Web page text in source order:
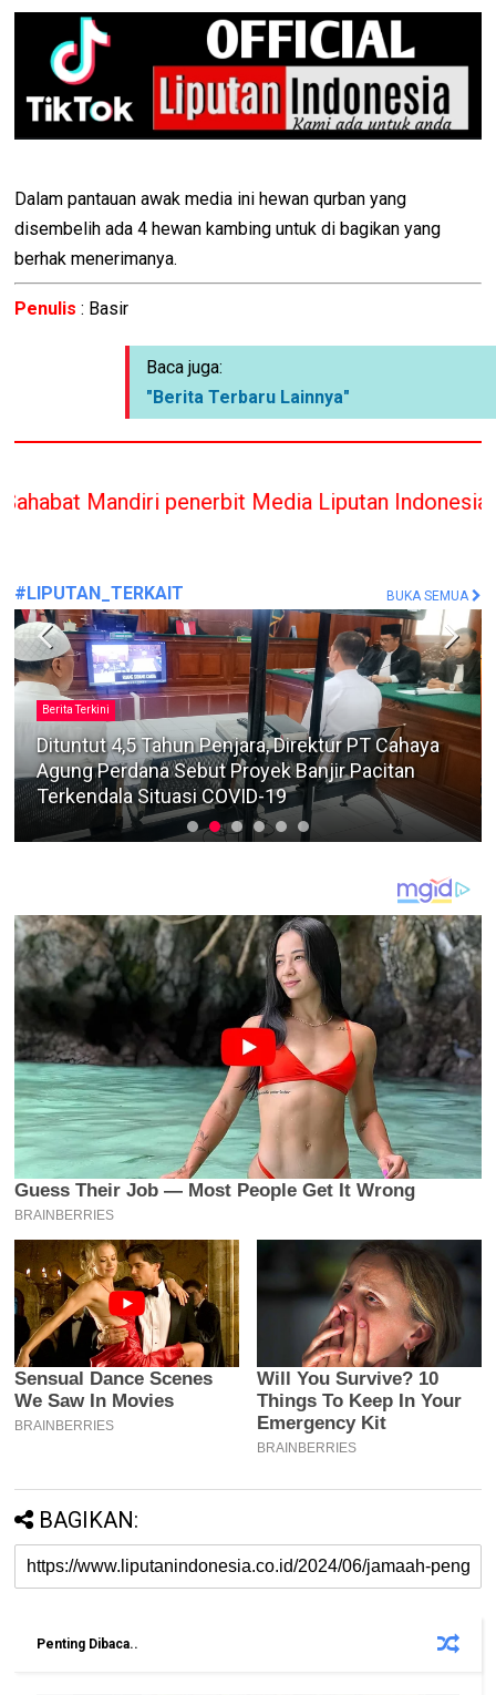
Dalam pantauan awak media ini hewan qurban yang
disembelih ada 4 hewan kambing untuk di bagikan yang
berhak menerimanya.
Penulis : Basir
Baca juga:
"Berita Terbaru Lainnya"
Media Liputan Indonesia hanya
#LIPUTAN_TERKAIT BUKA SEMUA
Berita Terkini
Dituntut 4,5 Tahun Penjara, Direktur PT Cahaya
Agung Perdana Sebut Proyek Banjir Pacitan
Terkendala Situasi COVID-19
BAGIKAN:
Penting Dibaca..